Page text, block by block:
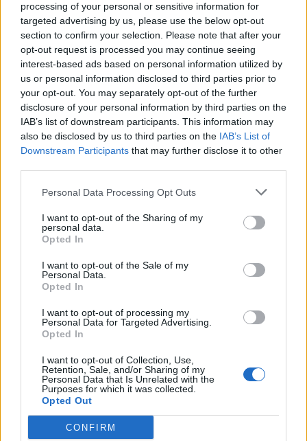
processing of your personal or sensitive information for
targeted advertising by us, please use the below opt-out
section to confirm your selection. Please note that after your
opt-out request is processed you may continue seeing
interest-based ads based on personal information utilized by
us or personal information disclosed to third parties prior to
your opt-out. You may separately opt-out of the further
disclosure of your personal information by third parties on the
IAB’s list of downstream participants. This information may
also be disclosed by us to third parties on the IAB’s List of
Downstream Participants that may further disclose it to other
Personal Data Processing Opt Outs
I want to opt-out of the Sharing of my
personal data.
Opted In
I want to opt-out of the Sale of my
Personal Data.
Opted In
I want to opt-out of processing my
Personal Data for Targeted Advertising.
Opted In
I want to opt-out of Collection, Use,
Retention, Sale, and/or Sharing of my
Personal Data that Is Unrelated with the
Purposes for which it was collected.
Opted Out
CONFIRM